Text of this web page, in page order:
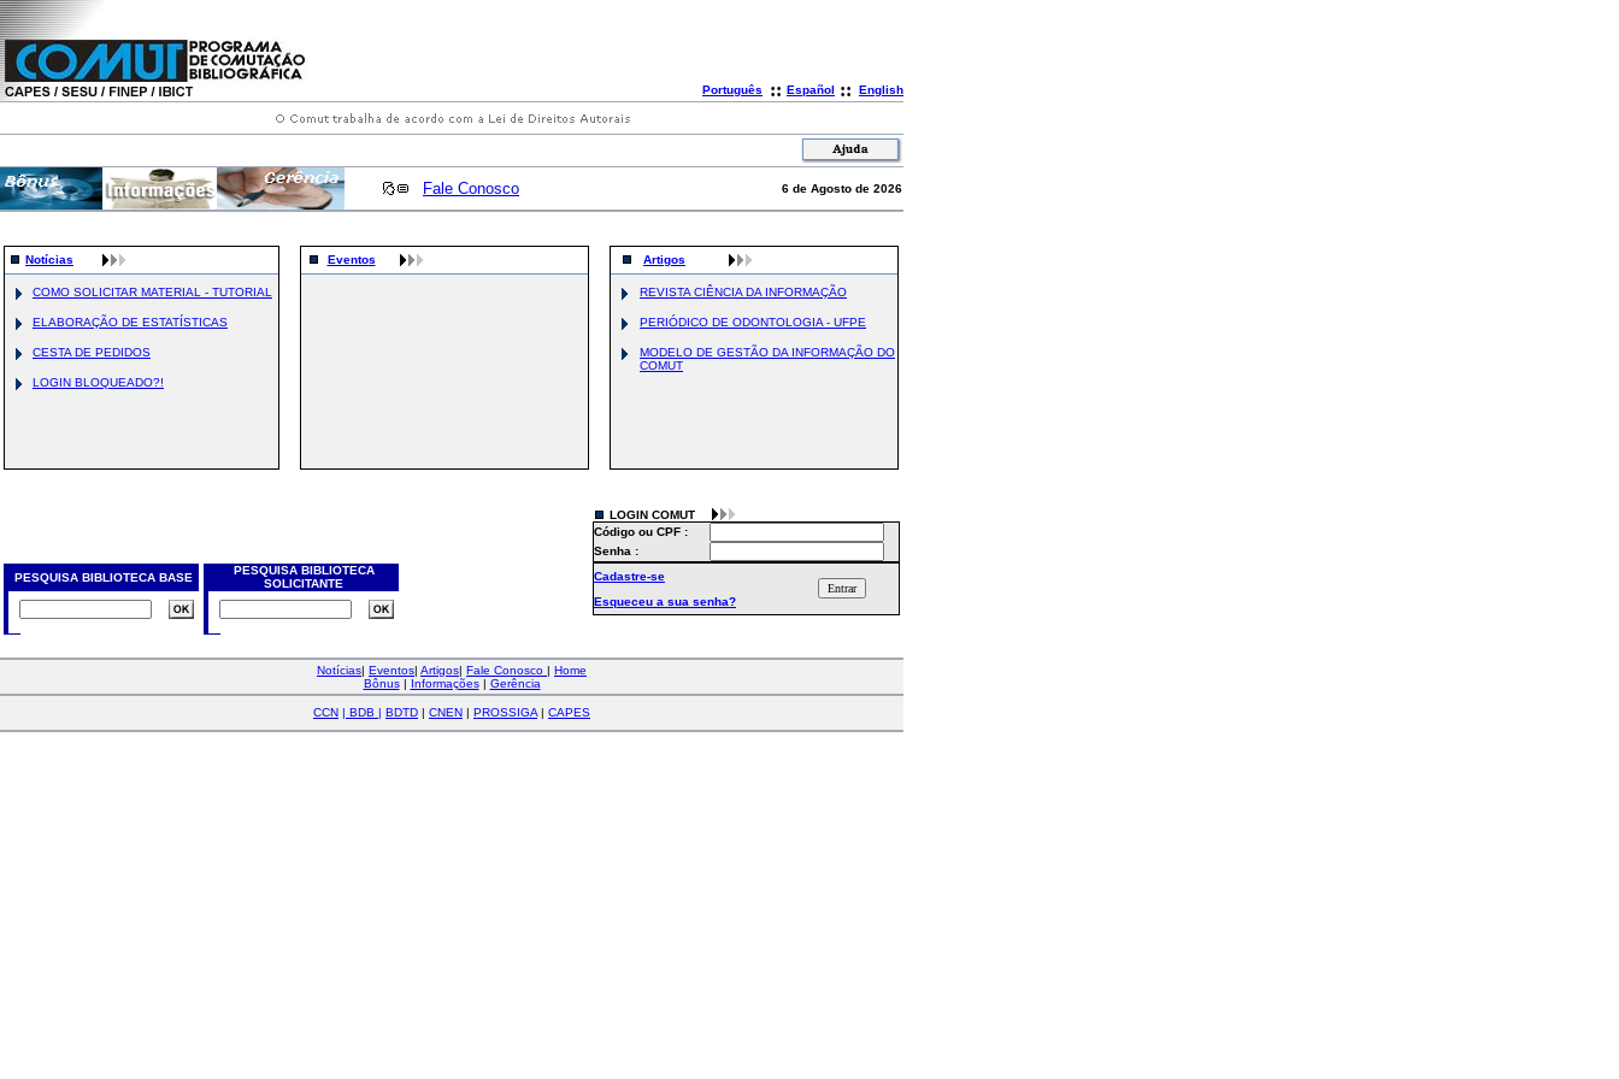
Português :: Español :: English
Fale Conosco 6 de Agosto de 2026
Notícias
COMO SOLICITAR MATERIAL - TUTORIAL
ELABORAÇÃO DE ESTATÍSTICAS
CESTA DE PEDIDOS
LOGIN BLOQUEADO?!
Eventos Artigos
REVISTA CIÊNCIA DA INFORMAÇÃO
PERIÓDICO DE ODONTOLOGIA - UFPE
MODELO DE GESTÃO DA INFORMAÇÃO DO
COMUT
PESQUISA BIBLIOTECA BASE
PESQUISA BIBLIOTECA
SOLICITANTE
LOGIN COMUT
Código ou CPF :
Senha :
Cadastre-se
Esqueceu a sua senha?
Notícias| Eventos| Artigos| Fale Conosco | Home
Bônus| Informações| Gerência
CCN | BDB | BDTD | CNEN | PROSSIGA | CAPES